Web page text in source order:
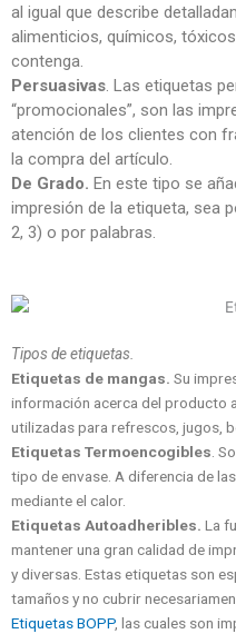
al igual que describe
alimenticios, químicos,
contenga.
Persuasivas. Las etiquetas
“promocionales”, son las
atención de los clientes con
la compra del artículo.
De Grado. En este tipo se
impresión de la etiqueta, sea
2, 3) o por palabras.
Tipos de etiquetas.
Etiquetas de mangas. Su
información acerca del producto
utilizadas para refrescos, jugos,
Etiquetas Termoencogibles.
tipo de envase. A diferencia de
mediante el calor.
Etiquetas Autoadheribles. La
mantener una gran calidad de
y diversas. Estas etiquetas son
tamaños y no cubrir
Etiquetas BOPP, las cuales son